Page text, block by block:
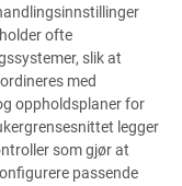
ofte
slik at
med
oppholdsplaner for
legger
som gjør at
passende